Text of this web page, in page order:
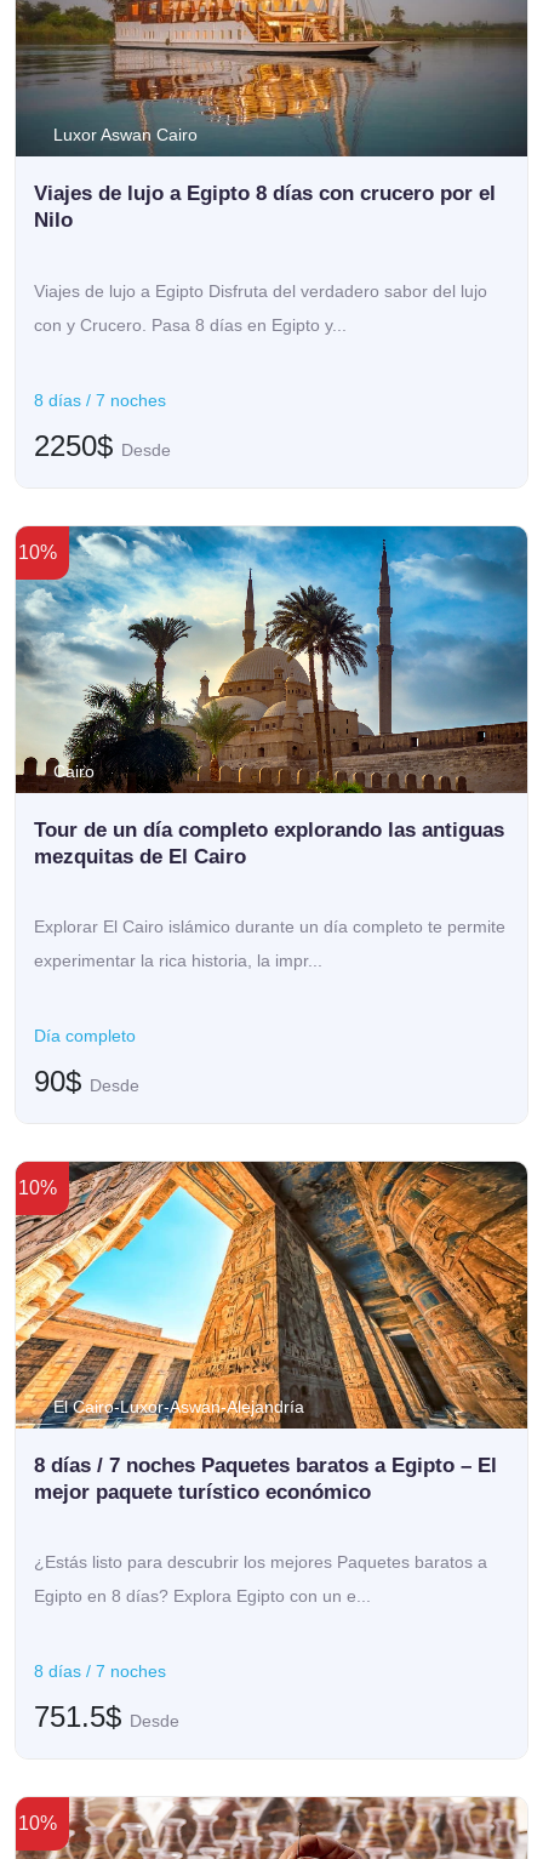
Luxor Aswan Cairo
Viajes de lujo a Egipto 8 días con crucero por el
Nilo
Viajes de lujo a Egipto Disfruta del verdadero sabor del lujo
con y Crucero. Pasa 8 días en Egipto y...
8 días / 7 noches
2250$ Desde
Cairo
10%
Tour de un día completo explorando las antiguas
mezquitas de El Cairo
Explorar El Cairo islámico durante un día completo te permite
experimentar la rica historia, la impr...
Día completo
90$ Desde
El Cairo-Luxor-Aswan-Alejandría
10%
8 días / 7 noches Paquetes baratos a Egipto – El
mejor paquete turístico económico
¿Estás listo para descubrir los mejores Paquetes baratos a
Egipto en 8 días? Explora Egipto con un e...
8 días / 7 noches
751.5$ Desde
10%